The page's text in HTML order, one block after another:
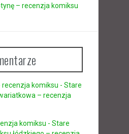
– recenzja komiksu
komiksu - Stare
– recenzja
komiksu - Stare